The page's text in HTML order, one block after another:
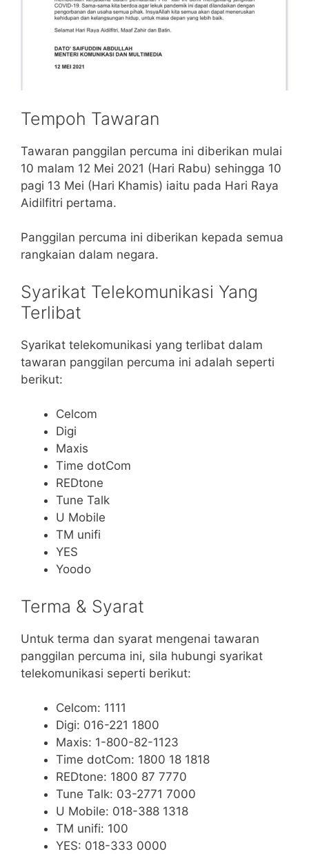
Tempoh Tawaran
Tawaran panggilan percuma ini diberikan mulai
10 malam 12 Mei 2021 (Hari Rabu) sehingga 10
pagi 13 Mei (Hari Khamis) iaitu pada Hari Raya
Aidilfitri pertama.
Panggilan percuma ini diberikan kepada semua
rangkaian dalam negara.
Syarikat Telekomunikasi Yang
Terlibat
Syarikat telekomunikasi yang terlibat dalam
tawaran panggilan percuma ini adalah seperti
berikut:
Celcom
Digi
Maxis
Time dotCom
REDtone
Tune Talk
U Mobile
TM unifi
YES
Yoodo
Terma & Syarat
Untuk terma dan syarat mengenai tawaran
panggilan percuma ini, sila hubungi syarikat
telekomunikasi seperti berikut:
Celcom: 1111
Digi: 016-221 1800
Maxis: 1-800-82-1123
Time dotCom: 1800 18 1818
REDtone: 1800 87 7770
Tune Talk: 03-2771 7000
U Mobile: 018-388 1318
TM unifi: 100
YES: 018-333 0000